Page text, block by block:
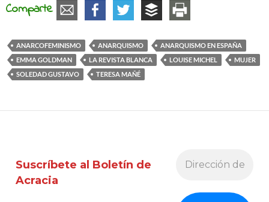
Comparte
ANARCOFEMINISMO ANARQUISMO
ANARQUISMO EN ESPAÑA
EMMA GOLDMAN
LA REVISTA BLANCA LOUISE MICHEL
MUJER
SOLEDAD GUSTAVO
TERESA MAÑÉ
Suscríbete al Boletín de
Acracia